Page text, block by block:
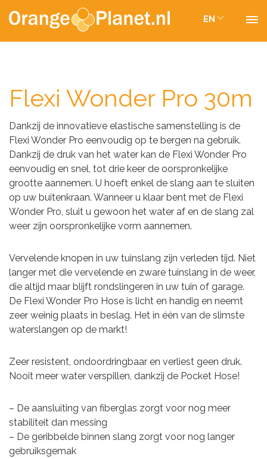
EN
Flexi Wonder Pro 30m
Dankzij de innovatieve elastische samenstelling is de
Flexi Wonder Pro eenvoudig op te bergen na gebruik.
Dankzij de druk van het water kan de Flexi Wonder Pro
eenvoudig en snel, tot drie keer de oorspronkelijke
grootte aannemen. U hoeft enkel de slang aan te sluiten
op uw buitenkraan. Wanneer u klaar bent met de Flexi
Wonder Pro, sluit u gewoon het water af en de slang zal
weer zijn oorspronkelijke vorm aannemen.
Vervelende knopen in uw tuinslang zijn verleden tijd. Niet
langer met die vervelende en zware tuinslang in de weer,
die altijd maar blijft rondslingeren in uw tuin of garage.
De Flexi Wonder Pro Hose is licht en handig en neemt
zeer weinig plaats in beslag. Het in één van de slimste
waterslangen op de markt!
Zeer resistent, ondoordringbaar en verliest geen druk.
Nooit meer water verspillen, dankzij de Pocket Hose!
– De aansluiting van fiberglas zorgt voor nog meer
stabiliteit dan messing
– De geribbelde binnen slang zorgt voor nog langer
gebruiksgemak